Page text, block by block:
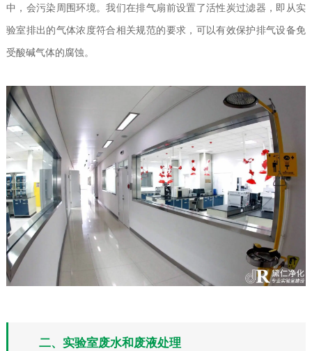
中，会污染周围环境。我们在排气扇前设置了活性炭过滤器，即从实
验室排出的气体浓度符合相关规范的要求，可以有效保护排气设备免
受酸碱气体的腐蚀。
二、实验室废水和废液处理